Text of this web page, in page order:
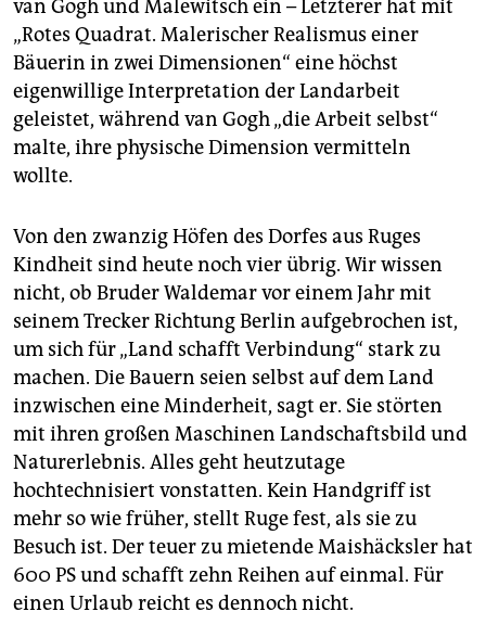
van Gogh und Malewitsch ein – Letzterer hat mit
„Rotes Quadrat. Malerischer Realismus einer
Bäuerin in zwei Dimensionen“ eine höchst
eigenwillige Interpretation der Landarbeit
geleistet, während van Gogh „die Arbeit selbst“
malte, ihre physische Dimension vermitteln
wollte.
Von den zwanzig Höfen des Dorfes aus Ruges
Kindheit sind heute noch vier übrig. Wir wissen
nicht, ob Bruder Waldemar vor einem Jahr mit
seinem Trecker Richtung Berlin aufgebrochen ist,
um sich für „Land schafft Verbindung“ stark zu
machen. Die Bauern seien selbst auf dem Land
inzwischen eine Minderheit, sagt er. Sie störten
mit ihren großen Maschinen Landschaftsbild und
Naturerlebnis. Alles geht heutzutage
hochtechnisiert vonstatten. Kein Handgriff ist
mehr so wie früher, stellt Ruge fest, als sie zu
Besuch ist. Der teuer zu mietende Maishäcksler hat
600 PS und schafft zehn Reihen auf einmal. Für
einen Urlaub reicht es dennoch nicht.